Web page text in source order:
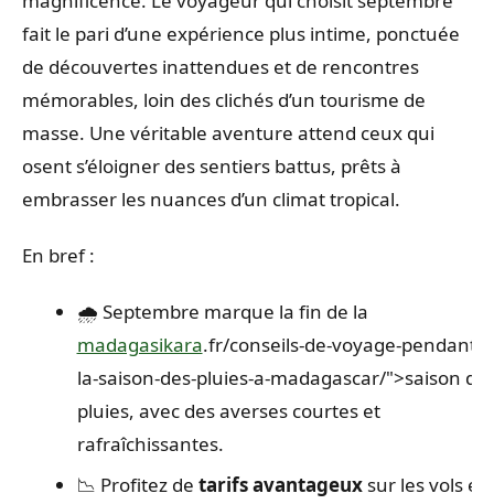
fait le pari d’une expérience plus intime, ponctuée
de découvertes inattendues et de rencontres
mémorables, loin des clichés d’un tourisme de
masse. Une véritable aventure attend ceux qui
osent s’éloigner des sentiers battus, prêts à
embrasser les nuances d’un climat tropical.
En bref :
🌧️ Septembre marque la fin de la
madagasikara.fr/conseils-de-voyage-pendant-
la-saison-des-pluies-a-madagascar/">saison
pluies, avec des averses courtes et
rafraîchissantes.
📉 Profitez de tarifs avantageuxsur les vols et